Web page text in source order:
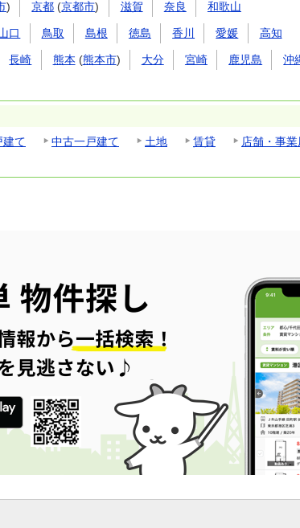
) 京都 (京都市) 滋賀 奈良 和歌山
口 鳥取 島根 徳島 香川 愛媛 高知
長崎 熊本 (熊本市) 大分 宮崎 鹿児島 沖
建て 中古一戸建て 土地 賃貸
店舗・事業